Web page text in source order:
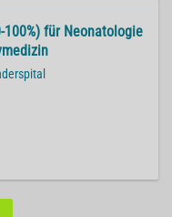
für Neonatologie